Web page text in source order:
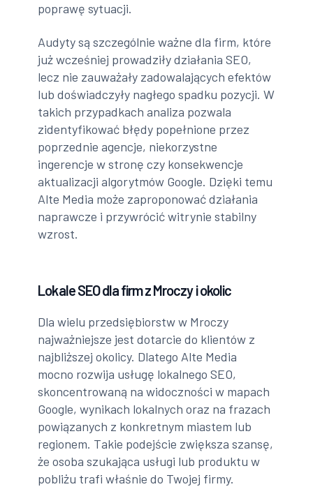
poprawę sytuacji.
Audyty są szczególnie ważne dla firm, które
już wcześniej prowadziły działania SEO,
lecz nie zauważały zadowalających efektów
lub doświadczyły nagłego spadku pozycji. W
takich przypadkach analiza pozwala
zidentyfikować błędy popełnione przez
poprzednie agencje, niekorzystne
ingerencje w stronę czy konsekwencje
aktualizacji algorytmów Google. Dzięki temu
Alte Media może zaproponować działania
naprawcze i przywrócić witrynie stabilny
wzrost.
Lokale SEO dla firm z Mroczy i okolic
Dla wielu przedsiębiorstw w Mroczy
najważniejsze jest dotarcie do klientów z
najbliższej okolicy. Dlatego Alte Media
mocno rozwija usługę lokalnego SEO,
skoncentrowaną na widoczności w mapach
Google, wynikach lokalnych oraz na frazach
powiązanych z konkretnym miastem lub
regionem. Takie podejście zwiększa szansę,
że osoba szukająca usługi lub produktu w
pobliżu trafi właśnie do Twojej firmy.